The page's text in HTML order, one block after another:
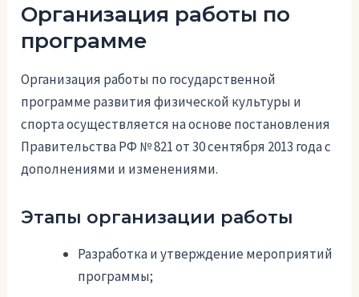
Организация работы по
программе
Организация работы по государственной
программе развития физической культуры и
спорта осуществляется на основе постановления
Правительства РФ № 821 от 30 сентября 2013 года с
дополнениями и изменениями.
Этапы организации работы
Разработка и утверждение мероприятий
программы;